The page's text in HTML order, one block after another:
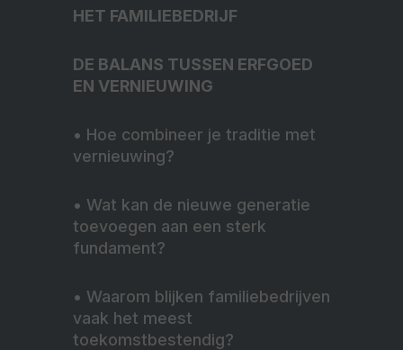
HET FAMILIEBEDRIJF
DE BALANS TUSSEN ERFGOED
EN VERNIEUWING
• Hoe combineer je traditie met
vernieuwing?
• Wat kan de nieuwe generatie
toevoegen aan een sterk
fundament?
• Waarom blijken familiebedrijven
vaak het meest
toekomstbestendig?